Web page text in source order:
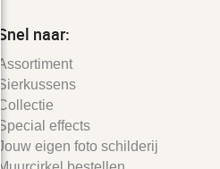
Snel naar:
Assortiment
Sierkussens
Collectie
Special effects
Jouw eigen foto schilderij